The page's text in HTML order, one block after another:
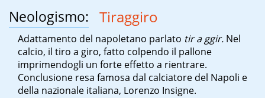
Neologismo: Tiraggiro
Adattamento del napoletano parlato tir a ggir. Nel
calcio, il tiro a giro, fatto colpendo il pallone
imprimendogli un forte effetto a rientrare.
Conclusione resa famosa dal calciatore del Napoli e
della nazionale italiana, Lorenzo Insigne.